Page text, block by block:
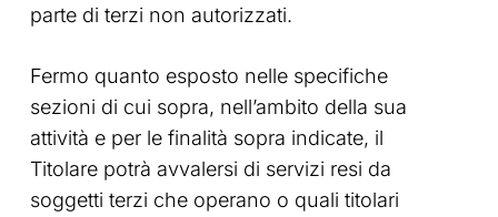
parte di terzi non autorizzati.
Fermo quanto esposto nelle specifiche
sezioni di cui sopra, nell’ambito della sua
attività e per le finalità sopra indicate, il
Titolare potrà avvalersi di servizi resi da
soggetti terzi che operano o quali titolari